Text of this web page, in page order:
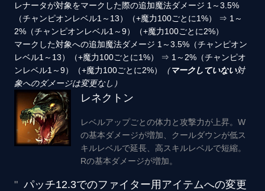
レナータが対象をマークした際の追加魔法ダメージ 1～3.5%
（チャンピオンレベル1～13）（+魔力100ごとに1%）
⇒ 1～
2%（チャンピオンレベル1～9）（+魔力100ごとに2%）
マークした対象への追加魔法ダメージ 1～3.5%（チャンピオン
レベル1～13）（+魔力100ごとに1%）
⇒ 1～2%（チャンピオ
ンレベル1～9）（+魔力100ごとに2%）
（マークしていない対
象へのダメージは変更なし）
レネクトン
レベルアップごとの体力と攻撃力が上昇。W
の基本ダメージが増加、クールダウンが低ス
キルレベルで延長、高スキルレベルで短縮。
Rの基本ダメージが増加。
パッチ12.3でのファイター用アイテムへの変更